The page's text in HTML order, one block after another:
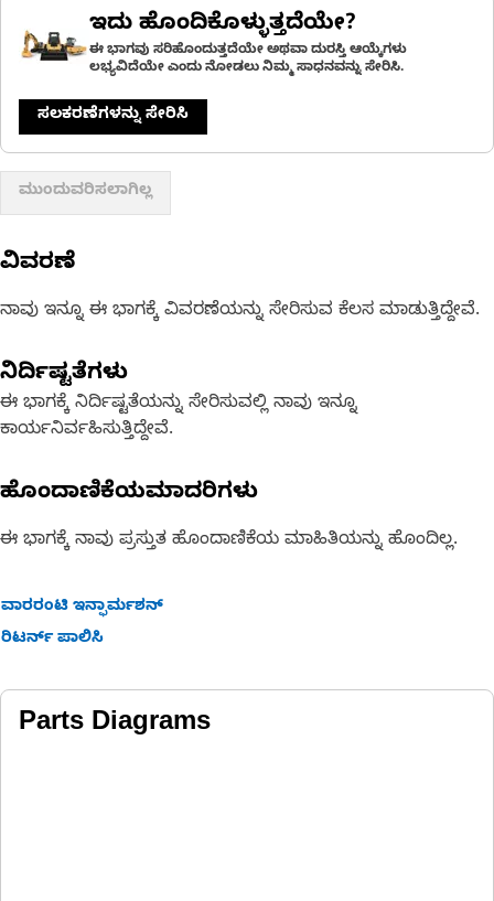
ಇದು ಹೊಂದಿಕೊಳ್ಳುತ್ತದೆಯೇ?
ಈ ಭಾಗವು ಸರಿಹೊಂದುತ್ತದೆಯೇ ಅಥವಾ ದುರಸ್ತಿ ಆಯ್ಕೆಗಳು
ಲಭ್ಯವಿದೆಯೇ ಎಂದು ನೋಡಲು ನಿಮ್ಮ ಸಾಧನವನ್ನು ಸೇರಿಸಿ.
ಸಲಕರಣೆಗಳನ್ನು ಸೇರಿಸಿ
ಮುಂದುವರಿಸಲಾಗಿಲ್ಲ
ವಿವರಣೆ
ನಾವು ಇನ್ನೂ ಈ ಭಾಗಕ್ಕೆ ವಿವರಣೆಯನ್ನು ಸೇರಿಸುವ ಕೆಲಸ ಮಾಡುತ್ತಿದ್ದೇವೆ.
ನಿರ್ದಿಷ್ಟತೆಗಳು
ಈ ಭಾಗಕ್ಕೆ ನಿರ್ದಿಷ್ಟತೆಯನ್ನು ಸೇರಿಸುವಲ್ಲಿ ನಾವು ಇನ್ನೂ
ಕಾರ್ಯನಿರ್ವಹಿಸುತ್ತಿದ್ದೇವೆ.
ಹೊಂದಾಣಿಕೆಯಮಾದರಿಗಳು
ಈ ಭಾಗಕ್ಕೆ ನಾವು ಪ್ರಸ್ತುತ ಹೊಂದಾಣಿಕೆಯ ಮಾಹಿತಿಯನ್ನು ಹೊಂದಿಲ್ಲ.
ವಾರರಂಟಿ ಇನ್ಫಾರ್ಮಶನ್
ರಿಟರ್ನ್ ಪಾಲಿಸಿ
Parts Diagrams